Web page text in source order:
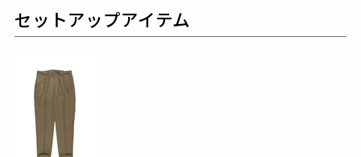
セットアップアイテム